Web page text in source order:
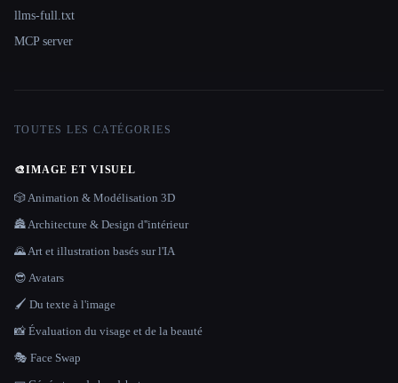
llms-full.txt
MCP server
TOUTES LES CATÉGORIES
🎨IMAGE ET VISUEL
🎲 Animation & Modélisation 3D
🏯 Architecture & Design d''intérieur
🌄 Art et illustration basés sur l'IA
😎 Avatars
🖌️ Du texte à l'image
📸 Évaluation du visage et de la beauté
🎭 Face Swap